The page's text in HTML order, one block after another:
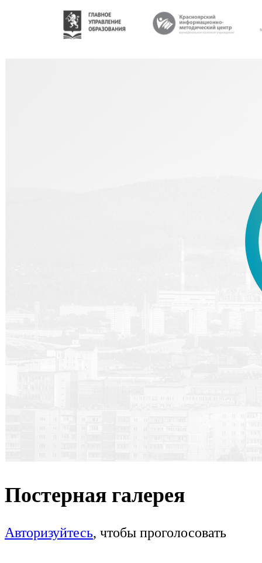
Постерная галерея
Авторизуйтесь, чтобы проголосовать